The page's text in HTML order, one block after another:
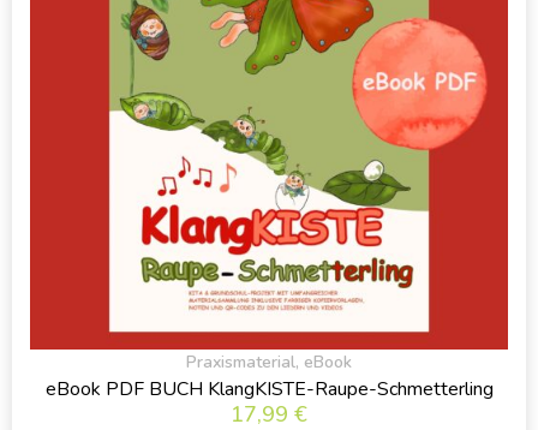
Praxismaterial, eBook
eBook PDF BUCH KlangKISTE-Raupe-Schmetterling
17,99 €